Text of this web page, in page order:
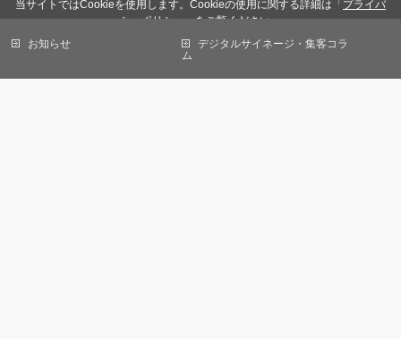
当サイトではCookieを使用します。Cookieの使用に関する詳細は「プライバ
シーポリシー」をご覧ください。
OK
お知らせ
デジタルサイネージ・集客コラ
ム